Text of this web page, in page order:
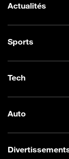
Actualités
Sports
Tech
Auto